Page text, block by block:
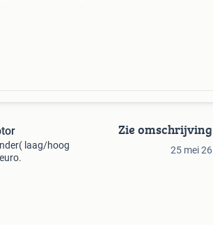
laag/hoog
Zie omschrijving
25 mei 26